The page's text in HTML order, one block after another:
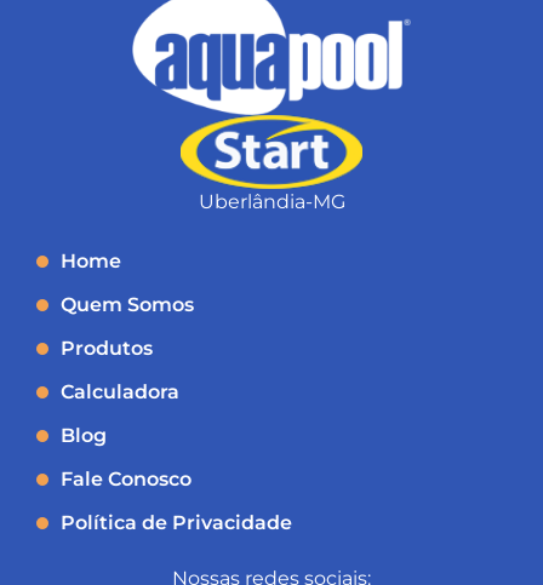
Uberlândia-MG
Home
Quem Somos
Produtos
Calculadora
Blog
Fale Conosco
Política de Privacidade
Nossas redes sociais: